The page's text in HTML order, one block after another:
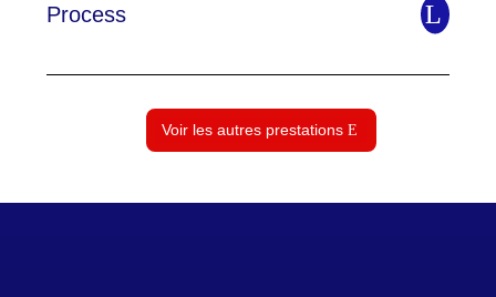
Process
Voir les autres prestations